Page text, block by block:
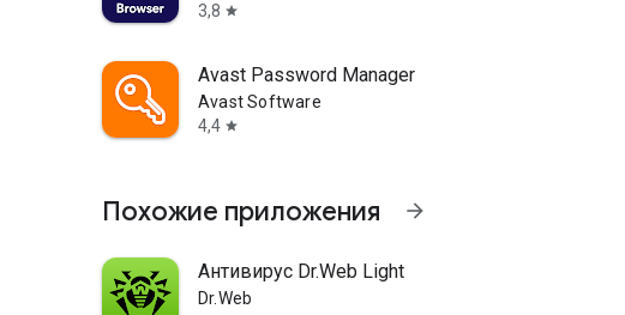
3,8 star
Avast Password Manager
Avast Software
4,4 star
Похожие приложения arrow_forward
Антивирус Dr.Web Light
Dr.Web